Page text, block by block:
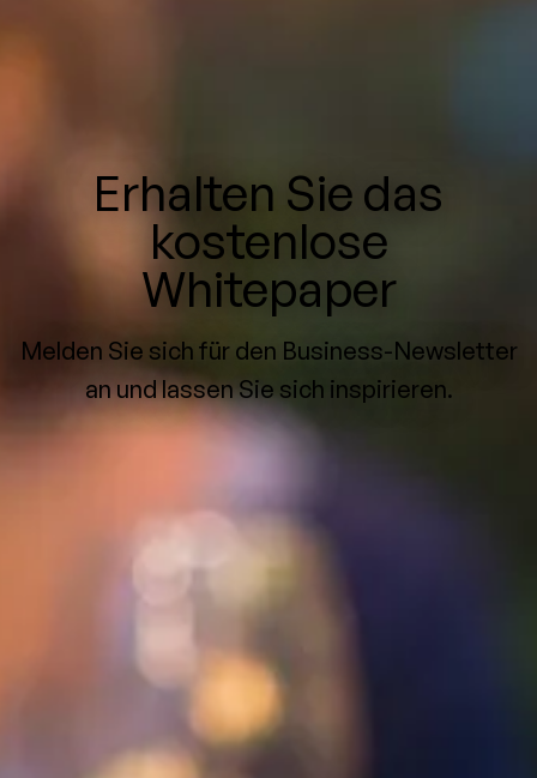
Erhalten Sie das
kostenlose
Whitepaper
Melden Sie sich für den Business-Newsletter
an und lassen Sie sich inspirieren.